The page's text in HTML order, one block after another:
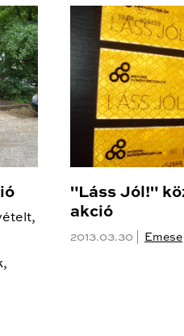
"Láss Jól!"
akció
2013.03.30 | Emese